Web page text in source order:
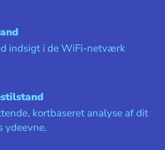
indsigt i de WiFi-netværk
kortbaseret analyse af dit